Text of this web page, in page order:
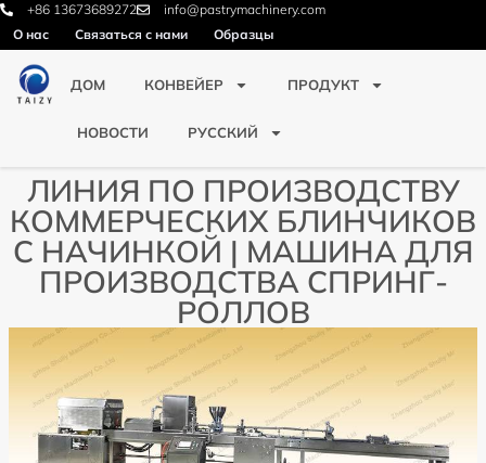
+86 13673689272
info@pastrymachinery.com
О нас
Связаться с нами Образцы
ДОМ КОНВЕЙЕР ПРОДУКТ
НОВОСТИ РУССКИЙ
ЛИНИЯ ПО ПРОИЗВОДСТВУ
КОММЕРЧЕСКИХ БЛИНЧИКОВ
С НАЧИНКОЙ | МАШИНА ДЛЯ
ПРОИЗВОДСТВА СПРИНГ-
РОЛЛОВ